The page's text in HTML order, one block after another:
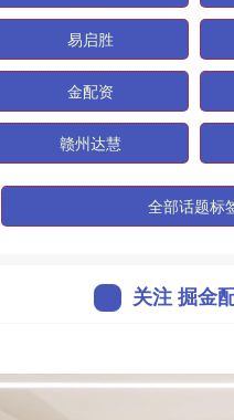
易启胜
金配资
赣州达慧
全部话题标
关注 掘金